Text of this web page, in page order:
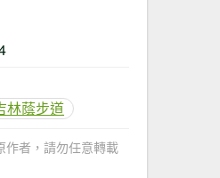
林蔭步道
作者，請勿任意轉載